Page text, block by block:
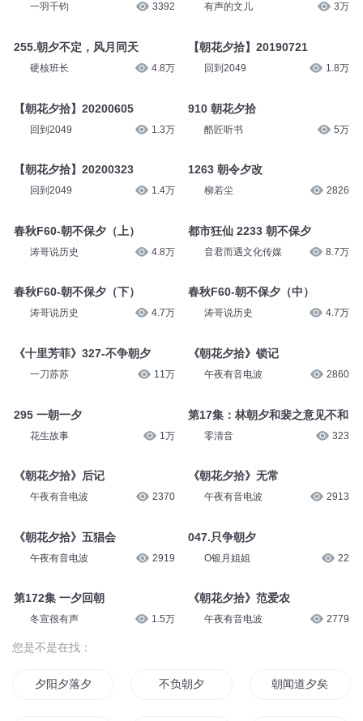
一羽千钧 3392
255.朝夕不定，风月同天
硬核班长 4.8万
【朝花夕拾】20200605
回到2049 1.3万
【朝花夕拾】20200323
回到2049 1.4万
春秋F60-朝不保夕（上）
涛哥说历史 4.8万
春秋F60-朝不保夕（下）
涛哥说历史 4.7万
《十里芳菲》327-不争朝夕
一刀苏苏 11万
295 一朝一夕
花生故事 1万
《朝花夕拾》后记
午夜有音电波 2370
《朝花夕拾》五猖会
午夜有音电波 2919
第172集 一夕回朝
冬宣很有声 1.5万
有声的文儿 3万
【朝花夕拾】20190721
回到2049 1.8万
910 朝花夕拾
酷匠听书 5万
1263 朝令夕改
柳若尘 2826
都市狂仙 2233 朝不保夕
音君而遇文化传媒 8.7万
春秋F60-朝不保夕（中）
涛哥说历史 4.7万
《朝花夕拾》锁记
午夜有音电波 2860
第17集：林朝夕和裴之意见不和
零清音 323
《朝花夕拾》无常
午夜有音电波 2913
047.只争朝夕
O银月姐姐 22
《朝花夕拾》范爱农
午夜有音电波 2779
您是不是在找：
夕阳夕落夕美 不负朝夕 朝闻道夕矣